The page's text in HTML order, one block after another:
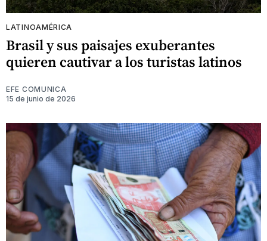
LATINOAMÉRICA
Brasil y sus paisajes exuberantes
quieren cautivar a los turistas latinos
EFE COMUNICA
15 de junio de 2026